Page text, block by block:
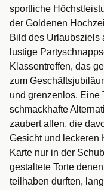
sportliche
der Goldenen
Bild des Urlaubsziels
lustige
Klassentreffen, das
zum
und grenzenlos. Eine
schmackhafte
zaubert allen, die
Gesicht und leckeren
Karte nur in der
gestaltete Torte
teilhaben durften,